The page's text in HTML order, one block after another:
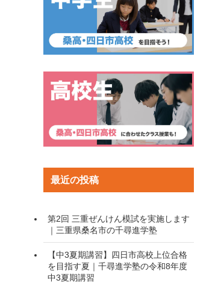
最近の投稿
第2回 三重ぜんけん模試を実施します
｜三重県桑名市の千尋進学塾
【中3夏期講習】四日市高校上位合格
を目指す夏｜千尋進学塾の令和8年度
中3夏期講習